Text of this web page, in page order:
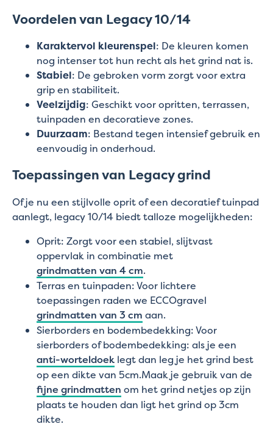
Voordelen van Legacy 10/14
Karaktervol kleurenspel: De kleuren komen
nog intenser tot hun recht als het grind nat is.
Stabiel: De gebroken vorm zorgt voor extra
grip en stabiliteit.
Veelzijdig: Geschikt voor opritten, terrassen,
tuinpaden en decoratieve zones.
Duurzaam: Bestand tegen intensief gebruik en
eenvoudig in onderhoud.
Toepassingen van Legacy grind
Of je nu een stijlvolle oprit of een decoratief tuinpad
aanlegt, legacy 10/14 biedt talloze mogelijkheden:
Oprit: Zorgt voor een stabiel, slijtvast
oppervlak in combinatie met
grindmatten van 4 cm.
Terras en tuinpaden: Voor lichtere
toepassingen raden we ECCOgravel
grindmatten van 3 cm aan.
Sierborders en bodembedekking: Voor
sierborders of bodembedekking: als je een
anti-worteldoek legt dan leg je het grind best
op een dikte van 5cm.Maak je gebruik van de
fijne grindmatten om het grind netjes op zijn
plaats te houden dan ligt het grind op 3cm
dikte.